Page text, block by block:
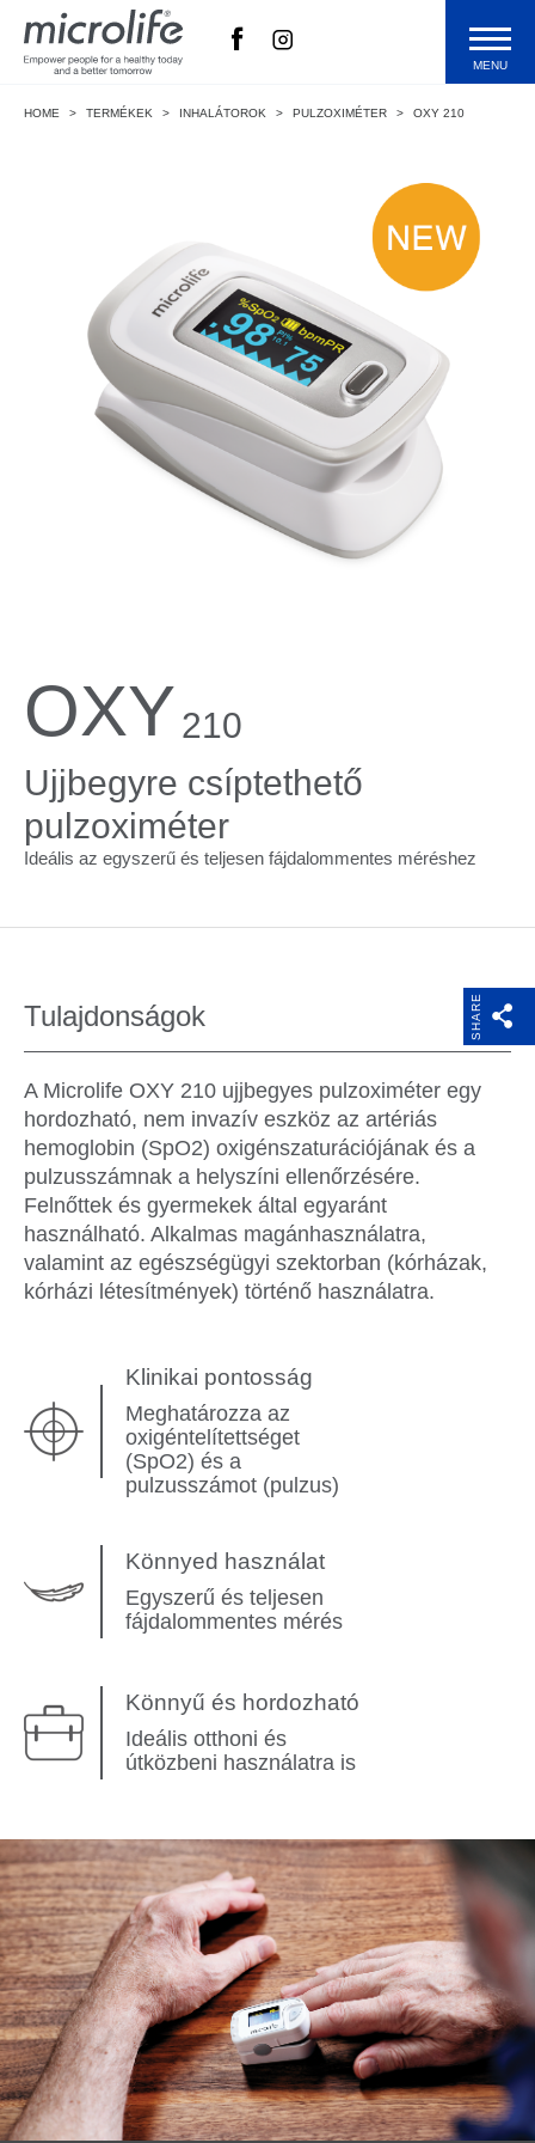
Microlife
MENU
HOME > TERMÉKEK > INHALÁTOROK > PULZOXIMÉTER > OXY 210
OXY 210
Ujjbegyre csíptethető
pulzoximéter
Ideális az egyszerű és teljesen fájdalommentes méréshez
SHARE
Tulajdonságok
A Microlife OXY 210 ujjbegyes pulzoximéter egy
hordozható, nem invazív eszköz az artériás
hemoglobin (SpO2) oxigénszaturációjának és a
pulzusszámnak a helyszíni ellenőrzésére.
Felnőttek és gyermekek által egyaránt
használható. Alkalmas magánhasználatra,
valamint az egészségügyi szektorban (kórházak,
kórházi létesítmények) történő használatra.
Klinikai pontosság
Meghatározza az
oxigéntelítettséget
(SpO2) és a
pulzusszámot (pulzus)
Könnyed használat
Egyszerű és teljesen
fájdalommentes mérés
Könnyű és hordozható
Ideális otthoni és
útközbeni használatra is